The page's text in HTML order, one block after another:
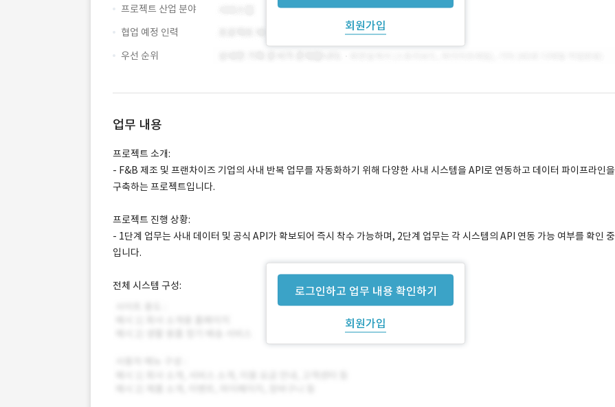
회원가입
프로젝트 산업 분야
협업 예정 인력
우선 순위
업무 내용
로그인하고 업무 내용 확인하기
회원가입
프로젝트 소개:
- F&B 제조 및 프랜차이즈 기업의 사내 반복 업무를 자동화하기 위해 다양한 사내 시스템을 API로 연동하고 데이터 파이프라인을
구축하는 프로젝트입니다.
프로젝트 진행 상황:
- 1단계 업무는 사내 데이터 및 공식 API가 확보되어 즉시 착수 가능하며, 2단계 업무는 각 시스템의 API 연동 가능 여부를 확인 중
입니다.
전체 시스템 구성: